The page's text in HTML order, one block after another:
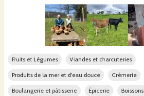
Fruits et Légumes Viandes et charcuteries
Produits de la mer et d'eau douce Crèmerie
Boulangerie et pâtisserie Épicerie Boissons